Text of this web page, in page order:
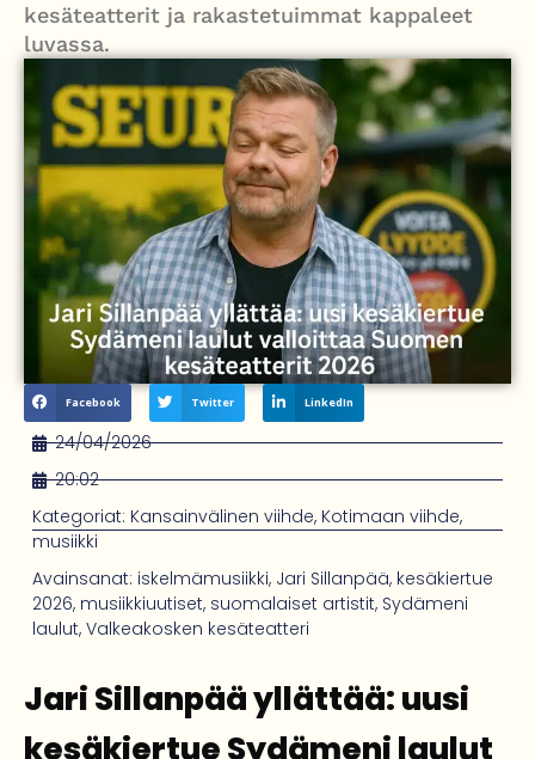
Hormuzinsalmen
kesäteatterit ja rakastetuimmat kappaleet
luvassa.
Facebook Twitter LinkedIn
24/04/2026
20:02
Kategoriat: Kansainvälinen viihde, Kotimaan viihde,
musiikki
Avainsanat: iskelmämusiikki, Jari Sillanpää, kesäkiertue
2026, musiikkiuutiset, suomalaiset artistit, Sydämeni
laulut, Valkeakosken kesäteatteri
Jari Sillanpää yllättää: uusi
kesäkiertue Sydämeni laulut